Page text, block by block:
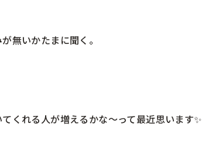
無いかたまに聞く。
くれる人が増えるかな～って最近思います✨